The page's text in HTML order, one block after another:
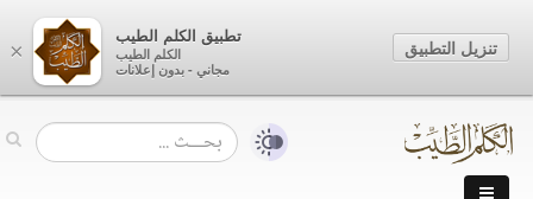
×
تطبيق الكلم الطيب
الكلم الطيب
مجاني - بدون إعلانات
تنزيل التطبيق